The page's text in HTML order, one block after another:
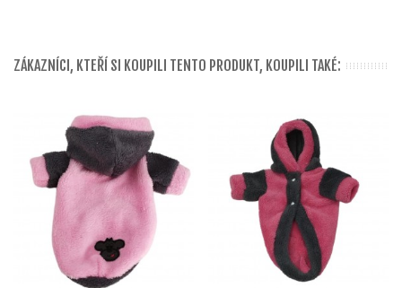
ZÁKAZNÍCI, KTEŘÍ SI KOUPILI TENTO PRODUKT, KOUPILI TAKÉ: